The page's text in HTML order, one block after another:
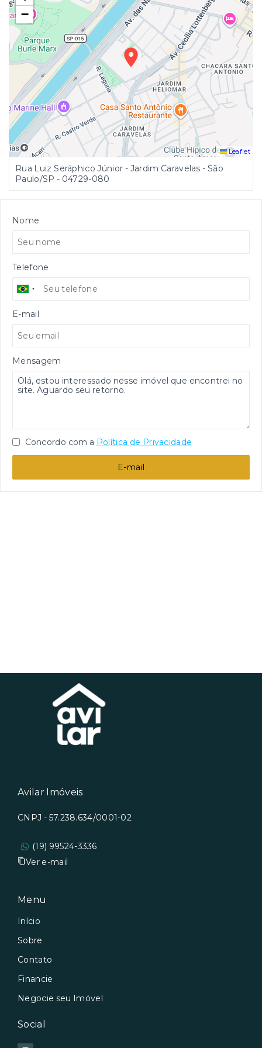
−
Leaflet
Rua Luiz Seráphico Júnior - Jardim Caravelas - São
Paulo/SP - 04729-080
Nome
Telefone
E-mail
Mensagem
Concordo com a Política de Privacidade
E-mail
Avilar Imóveis
CNPJ - 57.238.634/0001-02
(19) 99524-3336
Ver e-mail
Menu
Início
Sobre
Contato
Financie
Negocie seu Imóvel
Social